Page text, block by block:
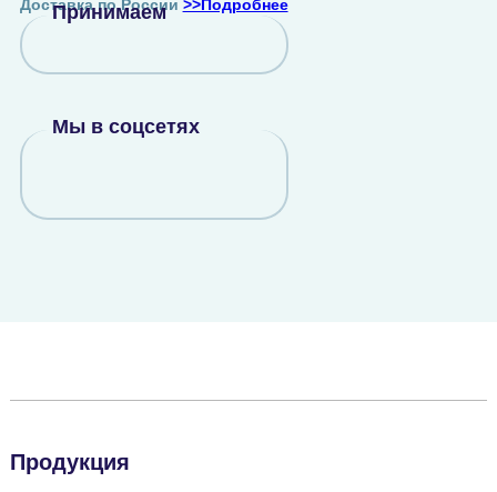
Доставка по России >>Подробнее
Принимаем
Мы в соцсетях
Продукция